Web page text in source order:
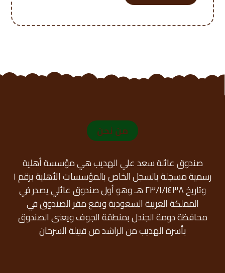
من نحن
صندوق عائلة سعد علي الهديب هي مؤسسة أهلية
رسمية مسجلة بالسجل الخاص بالمؤسسات الأهلية برقم ١
وتاريخ ٢٣/١/١٤٣٨ هـ وهو أول صندوق عائلي يصدر في
المملكة العربية السعودية ويقع مقر الصندوق في
محافظة دومة الجندل بمنطقة الجوف ويعنى الصندوق
بأسرة الهديب من الراشد من قبيلة السرحان